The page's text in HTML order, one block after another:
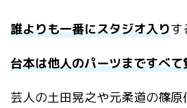
誰よりも一番にスタジオ入りす
台本は他人のパーツまですべ
芸人の土田晃之や元柔道の篠